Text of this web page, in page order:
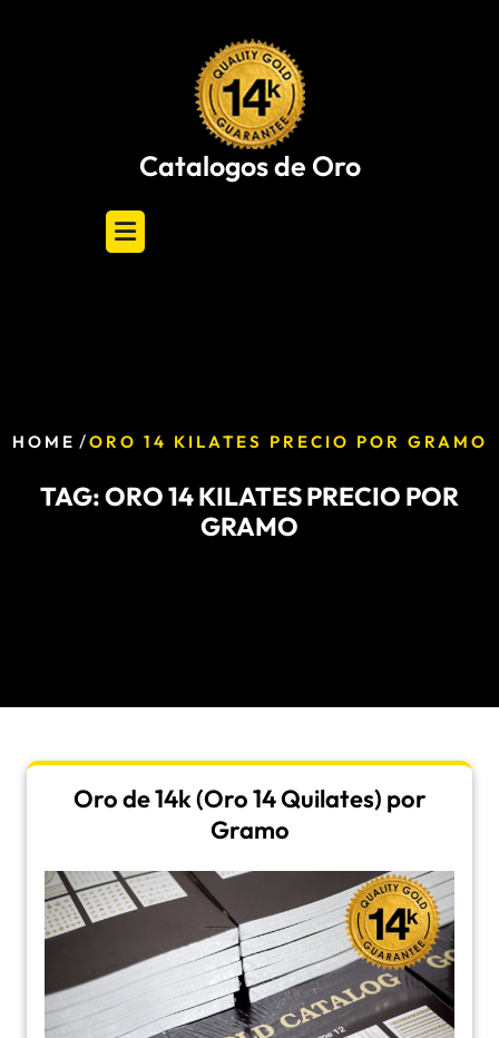
Catalogos de Oro
HOME /ORO 14 KILATES PRECIO POR GRAMO
TAG:ORO 14 KILATES PRECIO POR
GRAMO
Oro de 14k (Oro 14 Quilates) por
Gramo